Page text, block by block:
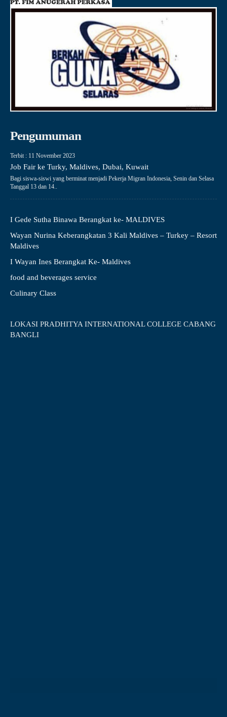
Pengumuman
Terbit : 11 November 2023
Job Fair ke Turky, Maldives, Dubai, Kuwait
Bagi siswa-siswi yang berminat menjadi Pekerja Migran Indonesia, Senin dan Selasa
Tanggal 13 dan 14..
I Gede Sutha Binawa Berangkat ke- MALDIVES
Wayan Nurina Keberangkatan 3 Kali Maldives – Turkey – Resort
Maldives
I Wayan Ines Berangkat Ke- Maldives
food and beverages service
Culinary Class
LOKASI PRADHITYA INTERNATIONAL COLLEGE CABANG
BANGLI